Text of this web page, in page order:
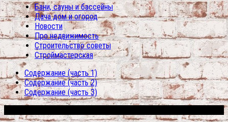
Бани, сауны и бассейны
Дача дом и огород
Новости
Про недвижимость
Строительство советы
Строймастерская
Содержание (часть 1)
Содержание (часть 2)
Содержание (часть 3)